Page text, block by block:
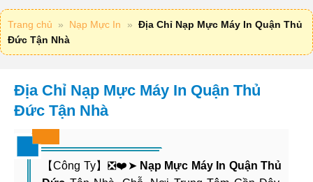
Trang chủ » Nạp Mực In » Địa Chỉ Nạp Mực Máy In Quận Thủ
Đức Tận Nhà
Địa Chỉ Nạp Mực Máy In Quận Thủ
Đức Tận Nhà
【Công Ty】❎❤️➤Nạp Mực Máy In Quận Thủ